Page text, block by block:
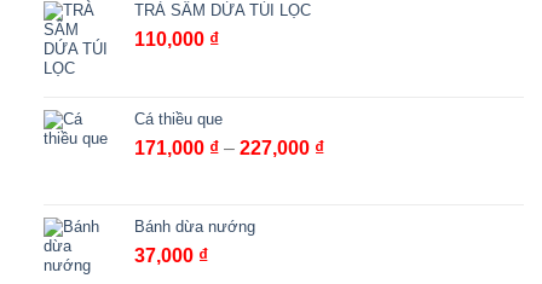
TRÀ SÂM DỨA TÚI LỌC
110,000 ₫
Cá thiều que
171,000 ₫ – 227,000 ₫Khoảng
Bánh dừa nướng
37,000 ₫